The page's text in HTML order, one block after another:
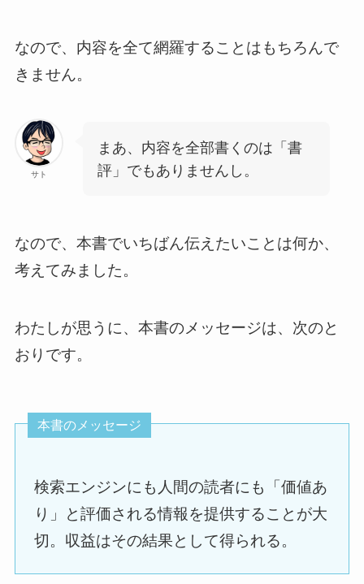
なので、内容を全て網羅することはもちろんで
きません。
サト
まあ、内容を全部書くのは「書
評」でもありませんし。
なので、本書でいちばん伝えたいことは何か、
考えてみました。
わたしが思うに、本書のメッセージは、次のと
おりです。
本書のメッセージ
検索エンジンにも人間の読者にも「価値あ
り」と評価される情報を提供することが大
切。収益はその結果として得られる。